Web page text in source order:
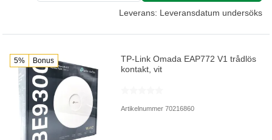
Leverans: Leveransdatum undersöks
5% Bonus
TP-Link Omada EAP772 V1 trådlös
kontakt, vit
Artikelnummer 70216860